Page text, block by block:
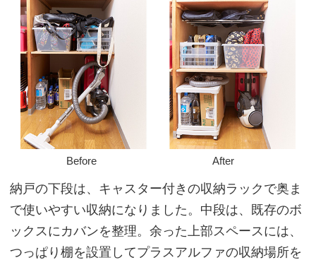
Before After
納戸の下段は、キャスター付きの収納ラックで奥ま
で使いやすい収納になりました。中段は、既存のボ
ックスにカバンを整理。余った上部スペースには、
つっぱり棚を設置してプラスアルファの収納場所を